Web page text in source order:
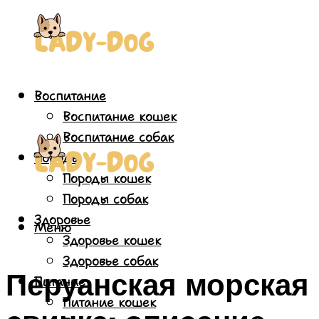
Воспитание
Воспитание кошек
Воспитание собак
Породы
Породы кошек
Породы собак
Здоровье
Здоровье кошек
Здоровье собак
Питание
Питание кошек
Меню
Перуанская морская